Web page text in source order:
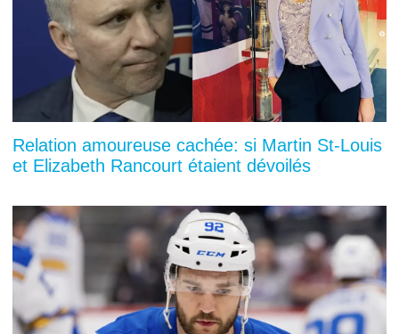
Relation amoureuse cachée: si Martin St-Louis
et Elizabeth Rancourt étaient dévoilés